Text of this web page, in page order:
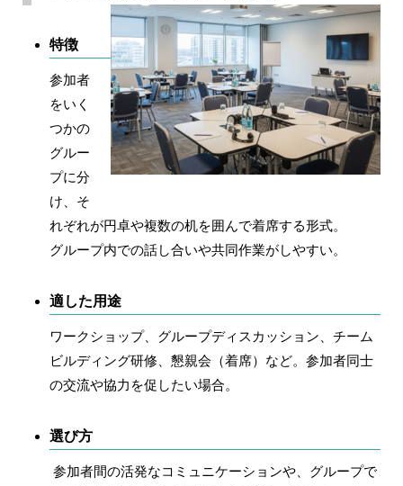
特徴
参加者
をいく
つかの
グルー
プに分
け、そ
れぞれが円卓や複数の机を囲んで着席する形式。
グループ内での話し合いや共同作業がしやすい。
適した用途
ワークショップ、グループディスカッション、チーム
ビルディング研修、懇親会（着席）など。参加者同士
の交流や協力を促したい場合。
選び方
参加者間の活発なコミュニケーションや、グループで